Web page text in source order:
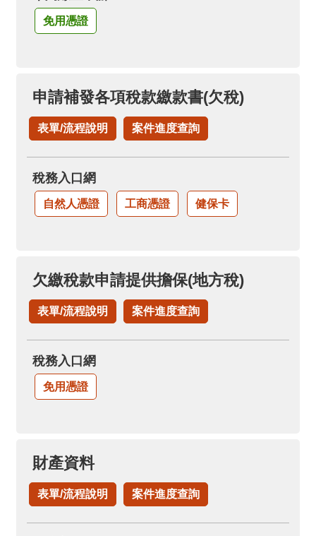
免用憑證
申請補發各項稅款繳款書(欠稅)
表單/流程說明 案件進度查詢
稅務入口網
自然人憑證 工商憑證 健保卡
欠繳稅款申請提供擔保(地方稅)
表單/流程說明 案件進度查詢
稅務入口網
免用憑證
財產資料
表單/流程說明 案件進度查詢